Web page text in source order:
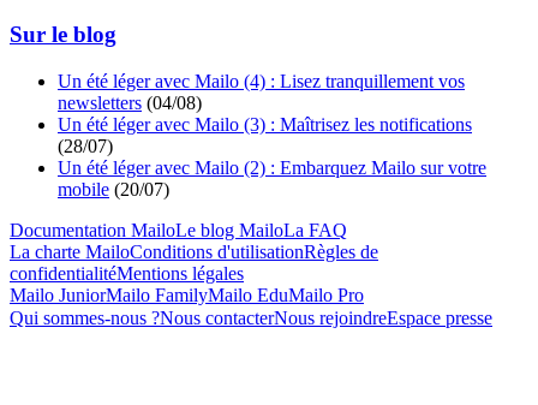
Sur le blog
Un été léger avec Mailo (4) : Lisez tranquillement vos
newsletters (04/08)
Un été léger avec Mailo (3) : Maîtrisez les notifications
(28/07)
Un été léger avec Mailo (2) : Embarquez Mailo sur votre
mobile (20/07)
Documentation MailoLe blog MailoLa FAQ
La charte MailoConditions d'utilisationRègles de
confidentialitéMentions légales
Mailo JuniorMailo FamilyMailo EduMailo Pro
Qui sommes-nous ?Nous contacterNous rejoindreEspace presse